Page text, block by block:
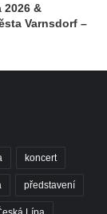
2026 &
Varnsdorf –
koncert
představení